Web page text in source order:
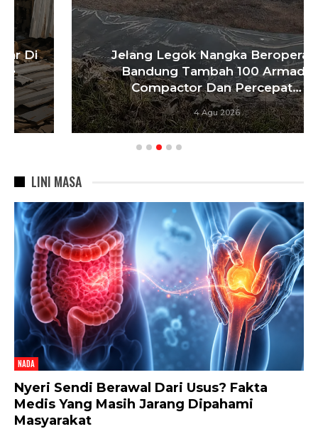
Jelang Legok Nangka Beroperasi,
Bandung Tambah 100 Armada
Compactor Dan Percepat…
4 Agu 2026
LINI MASA
NADA
Nyeri Sendi Berawal Dari Usus? Fakta
Medis Yang Masih Jarang Dipahami
Masyarakat